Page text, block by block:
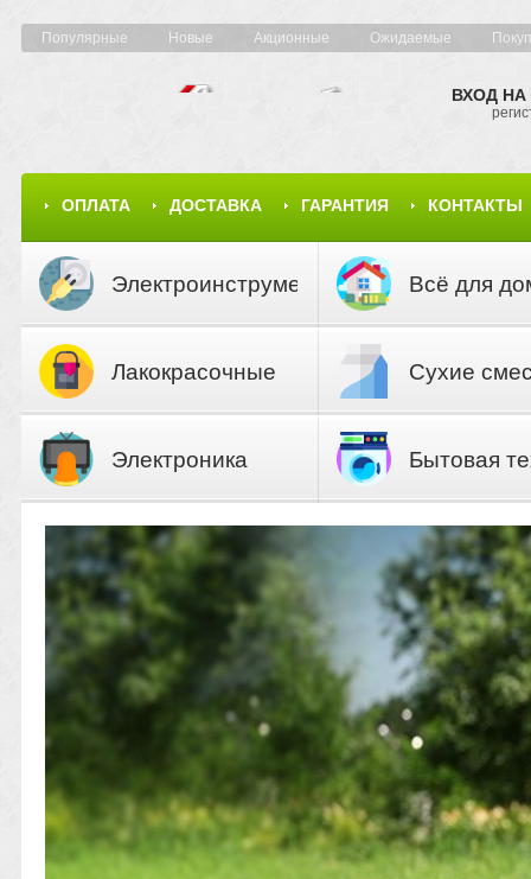
Популярные Новые Акционные Ожидаемые
ОПЛАТА ДОСТАВКА ГАРАНТИЯ КОНТАКТЫ
КАРТА САЙТА
ВХОД НА
Электроинструмент Всё для
Лакокрасочные
Сухие
Электроника Бытовая